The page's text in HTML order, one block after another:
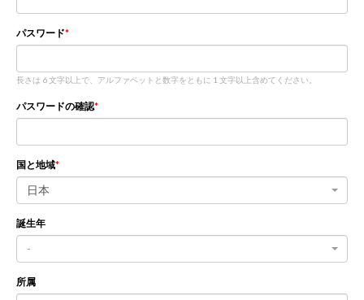
パスワード
長さは 6 文字以上で、アルファベットと数字をともに 1 文字以上含めてください。
パスワードの確認
国と地域
日本
誕生年
-
所属